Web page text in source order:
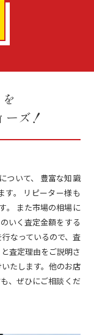
ーズ！
ついて、 豊富な知識
す。 リピーター様も
。 また市場の相場に
いく査定金額をする
なっているので、査
査定理由をご説明さ
たします。他のお店
、ぜひにご相談くだ